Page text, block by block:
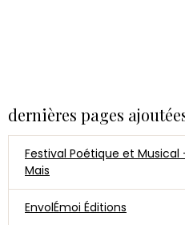
dernières pages
Festival Poétique et Musical
Mais
EnvolÉmoi Éditions